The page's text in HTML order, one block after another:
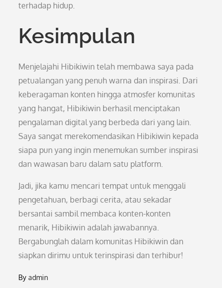
terhadap hidup.
Kesimpulan
Menjelajahi Hibikiwin telah membawa saya pada
petualangan yang penuh warna dan inspirasi. Dari
keberagaman konten hingga atmosfer komunitas
yang hangat, Hibikiwin berhasil menciptakan
pengalaman digital yang berbeda dari yang lain.
Saya sangat merekomendasikan Hibikiwin kepada
siapa pun yang ingin menemukan sumber inspirasi
dan wawasan baru dalam satu platform.
Jadi, jika kamu mencari tempat untuk menggali
pengetahuan, berbagi cerita, atau sekadar
bersantai sambil membaca konten-konten
menarik, Hibikiwin adalah jawabannya.
Bergabunglah dalam komunitas Hibikiwin dan
siapkan dirimu untuk terinspirasi dan terhibur!
Byadmin